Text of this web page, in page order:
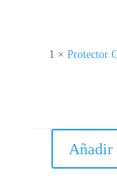
1 × Protector
JUEGO